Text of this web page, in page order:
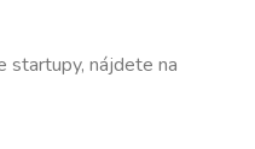
startupy, nájdete na